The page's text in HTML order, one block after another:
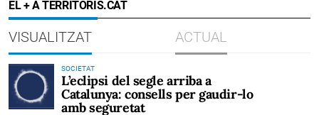
EL + A TERRITORIS.CAT
VISUALITZAT ACTUAL
SOCIETAT
L’eclipsi del segle arriba a
Catalunya: consells per gaudir-lo
amb seguretat